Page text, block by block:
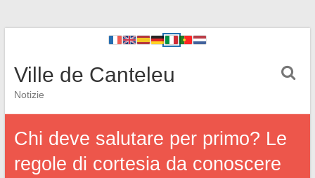
Ville de Canteleu
Notizie
Chi deve salutare per primo? Le
regole di cortesia da conoscere